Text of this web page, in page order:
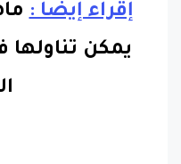
إقراء إيضاً :
يمكن تناولها